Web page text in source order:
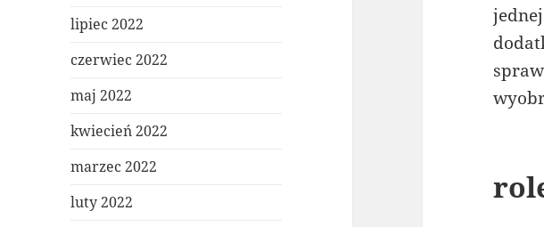
lipiec 2022
czerwiec 2022
maj 2022
kwiecień 2022
marzec 2022
luty 2022